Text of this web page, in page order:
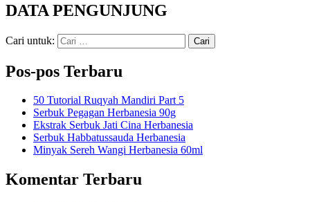
DATA PENGUNJUNG
Cari untuk:
Pos-pos Terbaru
50 Tutorial Ruqyah Mandiri Part 5
Serbuk Pegagan Herbanesia 90g
Ekstrak Serbuk Jati Cina Herbanesia
Serbuk Habbatussauda Herbanesia
Minyak Sereh Wangi Herbanesia 60ml
Komentar Terbaru